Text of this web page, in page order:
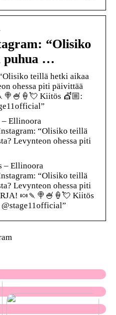
“Olisiko
puhua …
teillä hetki aikaa
ohessa piti päivittää
Kiitös 💇🏼:
– Ellinoora
“Olisiko teillä
Levynteon ohessa piti
– Ellinoora
“Olisiko teillä
Levynteon ohessa piti
🍬🍡🍭🍧🍦💘 Kiitös